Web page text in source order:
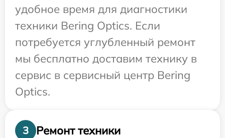
удобное время для диагностики
техники Bering Optics. Если
потребуется углубленный ремонт
мы бесплатно доставим технику в
сервис в сервисный центр Bering
Optics.
3
Ремонт техники